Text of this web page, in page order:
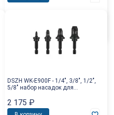
DSZH WK-E900F - 1/4", 3/8", 1/2",
5/8" набор насадок для
2 175 ₽